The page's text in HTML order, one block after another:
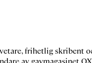
frihetlig skribent